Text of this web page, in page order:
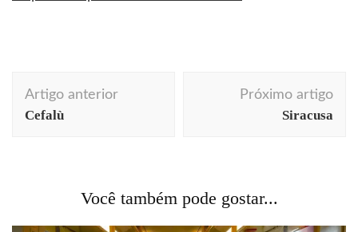
de
Artigo anterior
Cefalù
Próximo artigo
Siracusa
Você também pode gostar...